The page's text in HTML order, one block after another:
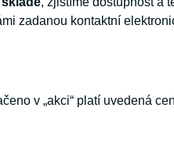
zadanou kontaktní
v „akci“ platí uvedená